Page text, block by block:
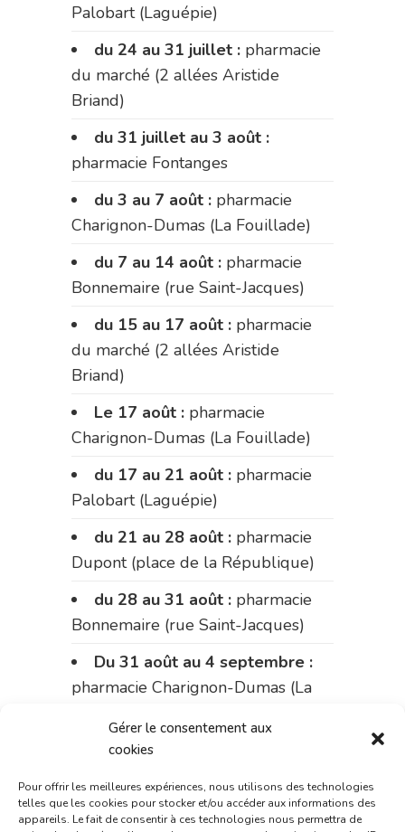
Gérer le consentement aux
cookies
Pour offrir les meilleures expériences, nous utilisons des technologies
telles que les cookies pour stocker et/ou accéder aux informations des
appareils. Le fait de consentir à ces technologies nous permettra de
Palobart (Laguépie)
du 24 au 31 juillet : pharmacie
du marché (2 allées Aristide
Briand)
du 31 juillet au 3 août :
pharmacie Fontanges
du 3 au 7 août : pharmacie
Charignon-Dumas (La Fouillade)
du 7 au 14 août : pharmacie
Bonnemaire (rue Saint-Jacques)
du 15 au 17 août : pharmacie
du marché (2 allées Aristide
Briand)
Le 17 août : pharmacie
Charignon-Dumas (La Fouillade)
du 17 au 21 août : pharmacie
Palobart (Laguépie)
du 21 au 28 août : pharmacie
Dupont (place de la République)
du 28 au 31 août : pharmacie
Bonnemaire (rue Saint-Jacques)
Du 31 août au 4 septembre :
pharmacie Charignon-Dumas (La
du 4 au 11 septembre :
Fabre)